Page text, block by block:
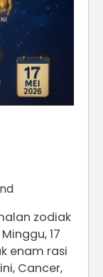
zodiak
17
enam rasi
Cancer,